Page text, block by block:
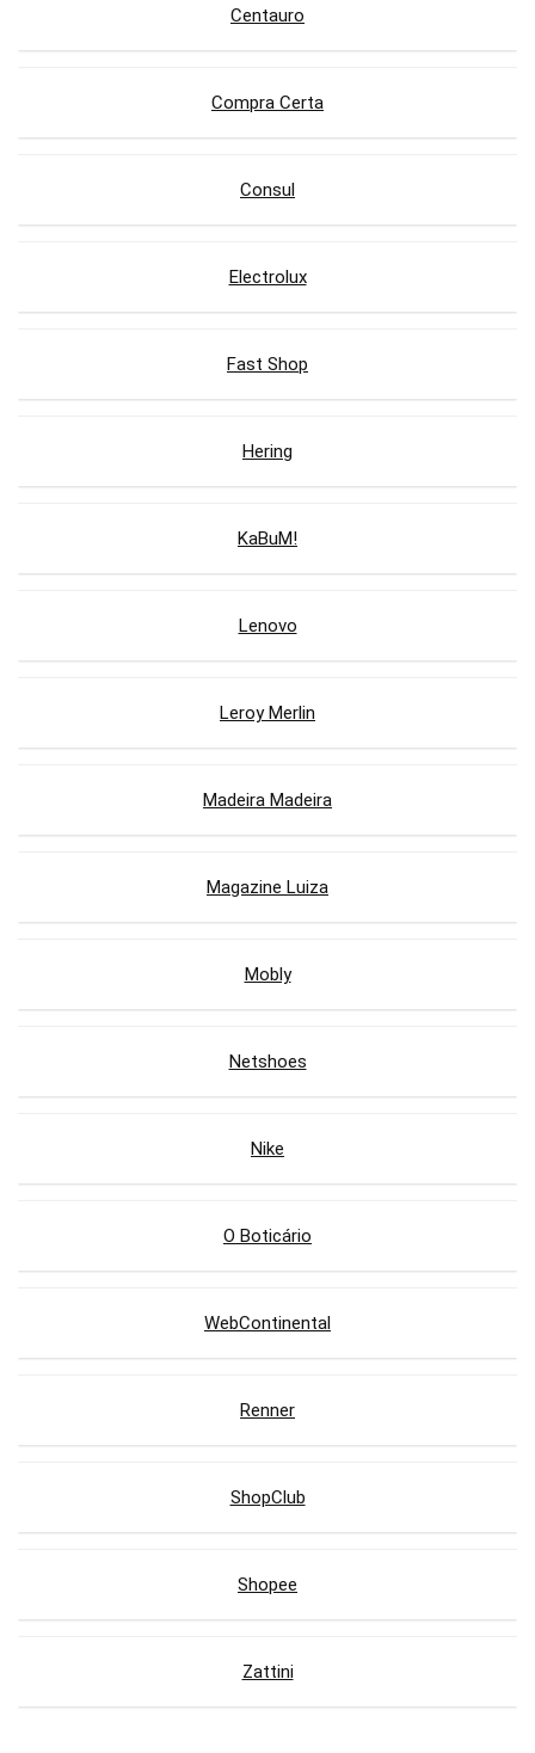
Centauro
Compra Certa
Consul
Electrolux
Fast Shop
Hering
KaBuM!
Lenovo
Leroy Merlin
Madeira Madeira
Magazine Luiza
Mobly
Netshoes
Nike
O Boticário
WebContinental
Renner
ShopClub
Shopee
Zattini